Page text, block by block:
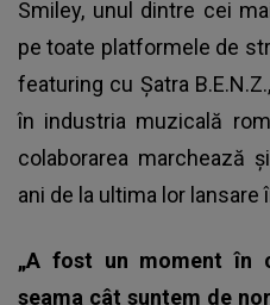
Smiley, unul dintre cei
pe toate platformele de
featuring cu Șatra
în industria muzicală
colaborarea marchează
ani de la ultima lor lansare
„A fost un moment în
seama cât suntem de